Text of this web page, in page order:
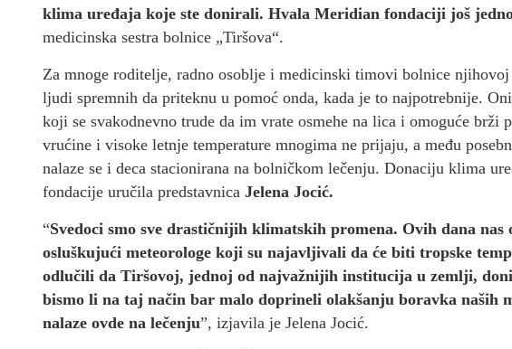
klima uređaja koje ste donirali. Hvala Meridian fondaciji još
medicinska sestra bolnice „Tiršova“.
Za mnoge roditelje, radno osoblje i medicinski timovi bolnice
ljudi spremnih da priteknu u pomoć onda, kada je to najpotrebnije.
koji se svakodnevno trude da im vrate osmehe na lica i omoguće brži
vrućine i visoke letnje temperature mnogima ne prijaju, a među
nalaze se i deca stacionirana na bolničkom lečenju. Donaciju klima
fondacije uručila predstavnica Jelena Jocić.
“Svedoci smo sve drastičnijih klimatskih promena. Ovih dana
osluškujući meteorologe koji su najavljivali da će biti tropske
odlučili da Tiršovoj, jednoj od najvažnijih institucija u zemlji,
bismo li na taj način bar malo doprineli olakšanju boravka naših
nalaze ovde na lečenju”, izjavila je Jelena Jocić.